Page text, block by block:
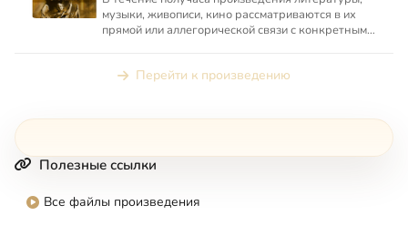
музыки, живописи, кино рассматриваются в их
прямой или аллегорической связи с конкретным
Перейти к произведению
Полезные ссылки
Все файлы произведения